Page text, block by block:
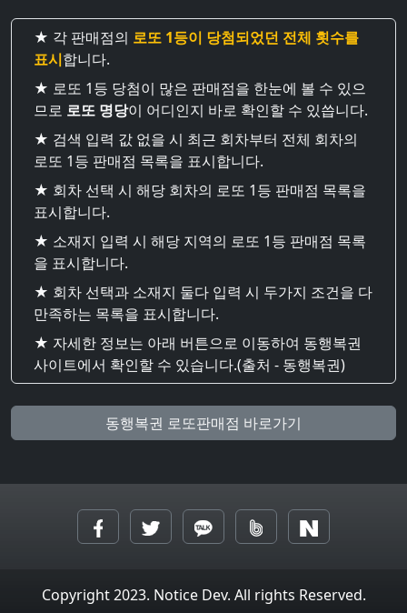
★ 각 판매점의 로또 1등이 당첨되었던 전체 횟수를
표시합니다.
★ 로또 1등 당첨이 많은 판매점을 한눈에 볼 수 있으
므로 로또 명당이 어디인지 바로 확인할 수 있씁니다.
★ 검색 입력 값 없을 시 최근 회차부터 전체 회차의
로또 1등 판매점 목록을 표시합니다.
★ 회차 선택 시 해당 회차의 로또 1등 판매점 목록을
표시합니다.
★ 소재지 입력 시 해당 지역의 로또 1등 판매점 목록
을 표시합니다.
★ 회차 선택과 소재지 둘다 입력 시 두가지 조건을 다
만족하는 목록을 표시합니다.
★ 자세한 정보는 아래 버튼으로 이동하여 동행복권
사이트에서 확인할 수 있습니다.(출처 - 동행복권)
동행복권 로또판매점 바로가기
Copyright 2023. Notice Dev. All rights Reserved.